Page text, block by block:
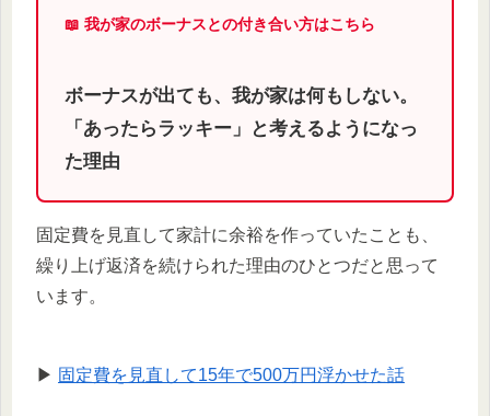
📖 我が家のボーナスとの付き合い方はこちら
ボーナスが出ても、我が家は何もしない。
「あったらラッキー」と考えるようになっ
た理由
固定費を見直して家計に余裕を作っていたことも、
繰り上げ返済を続けられた理由のひとつだと思って
います。
▶ 固定費を見直して15年で500万円浮かせた話